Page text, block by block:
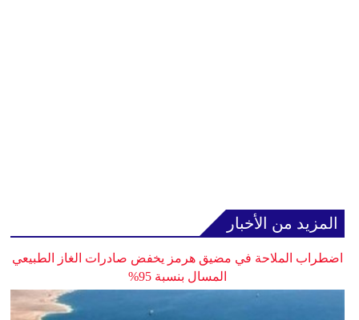
المزيد من الأخبار
اضطراب الملاحة في مضيق هرمز يخفض صادرات الغاز الطبيعي
المسال بنسبة 95%